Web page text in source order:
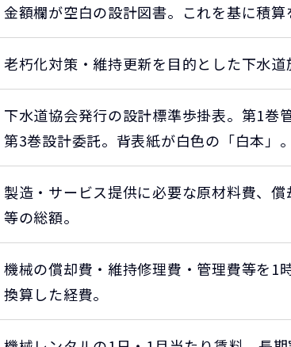
金額欄が空白の設計図書。これを基に積算
老朽化対策・維持更新を目的とした下水道
下水道協会発行の設計標準歩掛表。第1巻
第3巻設計委託。背表紙が白色の「白本」。
製造・サービス提供に必要な原材料費、
等の総額。
機械の償却費・維持修理費・管理費等を1
換算した経費。